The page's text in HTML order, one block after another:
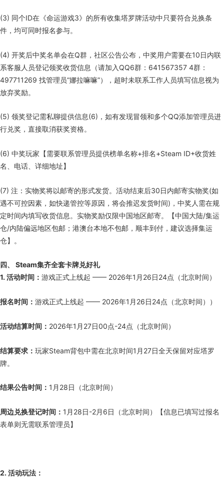
(3) 同个ID在《命运游戏3》的所有收集塔罗牌活动中只要符合兑换条
件，均可同时报名参与。
(4) 开奖后中奖名单会在Q群，社区公告公布，中奖用户需要在10日内联
系客服人员登记领奖收货信息（请加入QQ6群：641567357 4群：
497711269 找管理员“娜拉嘛嘛”），超时未联系工作人员填写信息视为
放弃奖励。
(5) 领奖登记需私聊提供信息(6)，如有发现冒领和多个QQ添加管理员进
行兑奖，直接取消获奖资格。
(6) 中奖玩家【需要联系管理员提供榜单名称+排名+Steam ID+收货姓
名、电话、详细地址】
(7) 注：实物奖将以邮寄的形式发货。活动结束后30日内邮寄实物奖(如
遇不可控因素，如快递管控等原因，将会推迟发货时间)，中奖人需在规
定时间内填写收货信息。实物奖励仅限中国地区邮寄。【中国大陆/集运
仓/内陆偏远地区包邮；港澳台本地不包邮，顺丰到付，建议选择集运
仓】。
四、 Steam集齐全套卡牌兑好礼
1. 活动时间： 游戏正式上线起 —— 2026年1月26日24点（北京时间）
报名时间： 游戏正式上线起 —— 2026年1月26日24点（北京时间））
活动结算时间： 2026年1月27日00点-24点（北京时间）
结算要求： 玩家Steam背包中需在北京时间1月27日全天保留对应塔罗
牌。
结果公告时间： 1月28日（北京时间）
周边兑换登记时间： 1月28日-2月6日（北京时间）【信息已填写过报名
表单则无需联系管理员】
2. 活动玩法：